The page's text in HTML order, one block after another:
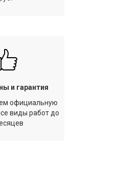
и гарантия
официальную
виды работ до